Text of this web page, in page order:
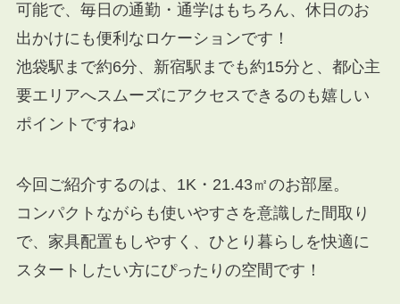
可能で、毎日の通勤・通学はもちろん、休日のお
出かけにも便利なロケーションです！
池袋駅まで約6分、新宿駅までも約15分と、都心主
要エリアへスムーズにアクセスできるのも嬉しい
ポイントですね♪
今回ご紹介するのは、1K・21.43㎡のお部屋。
コンパクトながらも使いやすさを意識した間取り
で、家具配置もしやすく、ひとり暮らしを快適に
スタートしたい方にぴったりの空間です！